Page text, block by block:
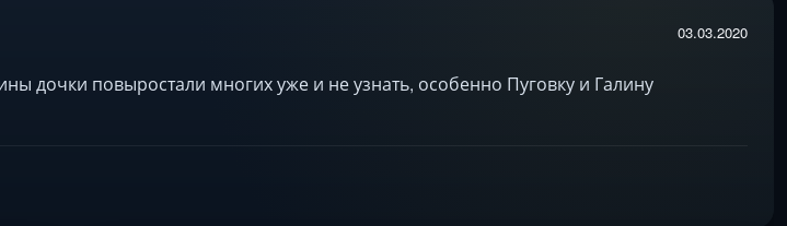
03.03.2020
дочки повыростали многих уже и не узнать, особенно Пуговку и Галину